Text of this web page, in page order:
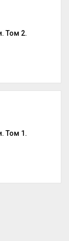
Том 2.
Том 1.